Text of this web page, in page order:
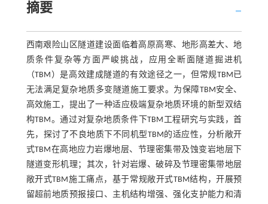
摘要
西南艰险山区隧道建设面临着高原高寒、地形高差大、地
质条件复杂等方面严峻挑战，应用全断面隧道掘进机
（TBM）是高效建成隧道的有效途径之一，但常规TBM已
无法满足复杂地质多变隧道施工要求。为保障TBM安全、
高效施工，提出了一种适应极端复杂地质环境的新型双结
构TBM。通过对复杂地质条件下TBM工程研究与实践，首
先，探讨了不良地质下不同机型TBM的适应性，分析敞开
式TBM在高地应力岩爆地层、节理密集带及蚀变岩地层下
隧道变形机理；其次，针对岩爆、破碎及节理密集带地层
敞开式TBM施工痛点，基于常规敞开式TBM结构，开展预
留超前地质预报接口、主机结构增强、强化支护能力和清